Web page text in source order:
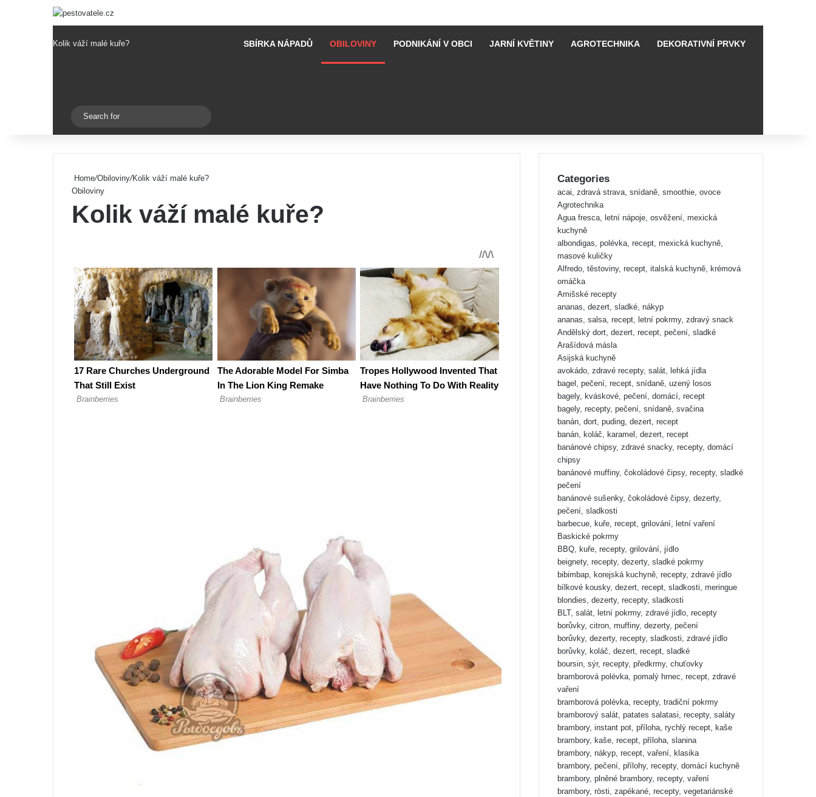
Kolik váží malé kuře? SBÍRKA NÁPADŮ OBILOVINY PODNIKÁNÍ V OBCI JARNÍ KVĚTINY AGROTECHNIKA DEKORATIVNÍ PRVKY
Switch skin
for
Home/Obiloviny/Kolik váží malé kuře?
Obiloviny
Kolik váží malé kuře?
Categories
acai, zdravá strava, snídaně, smoothie, ovoce
Agrotechnika
Agua fresca, letní nápoje, osvěžení, mexická
kuchyně
albondigas, polévka, recept, mexická kuchyně,
masové kuličky
Alfredo, těstoviny, recept, italská kuchyně, krémová
omáčka
Amišské recepty
ananas, dezert, sladké, nákyp
ananas, salsa, recept, letní pokrmy, zdravý snack
Andělský dort, dezert, recept, pečení, sladké
Arašídová másla
Asijská kuchyně
avokádo, zdravé recepty, salát, lehká jídla
bagel, pečení, recept, snídaně, uzený losos
bagely, kváskové, pečení, domácí, recept
bagely, recepty, pečení, snídaně, svačina
banán, dort, puding, dezert, recept
banán, koláč, karamel, dezert, recept
banánové chipsy, zdravé snacky, recepty, domácí
chipsy
banánové muffiny, čokoládové čipsy, recepty, sladké
pečení
banánové sušenky, čokoládové čipsy, dezerty,
pečení, sladkosti
barbecue, kuře, recept, grilování, letní vaření
Baskické pokrmy
BBQ, kuře, recepty, grilování, jídlo
beignety, recepty, dezerty, sladké pokrmy
bibimbap, korejská kuchyně, recepty, zdravé jídlo
bílkové kousky, dezert, recept, sladkosti, meringue
blondies, dezerty, recepty, sladkosti
BLT, salát, letní pokrmy, zdravé jídlo, recepty
borůvky, citron, muffiny, dezerty, pečení
borůvky, dezerty, recepty, sladkosti, zdravé jídlo
borůvky, koláč, dezert, recept, sladké
boursin, sýr, recepty, předkrmy, chuťovky
bramborová polévka, pomalý hrnec, recept, zdravé
vaření
bramborová polévka, recepty, tradiční pokrmy
bramborový salát, patates salatasi, recepty, saláty
brambory, instant pot, příloha, rychlý recept, kaše
brambory, kaše, recept, příloha, slanina
brambory, nákyp, recept, vaření, klasika
brambory, pečení, přílohy, recepty, domácí kuchyně
brambory, plněné brambory, recepty, vaření
brambory, rösti, zapékané, recepty, vegetariánské